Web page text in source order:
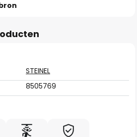
STEINEL
8505769